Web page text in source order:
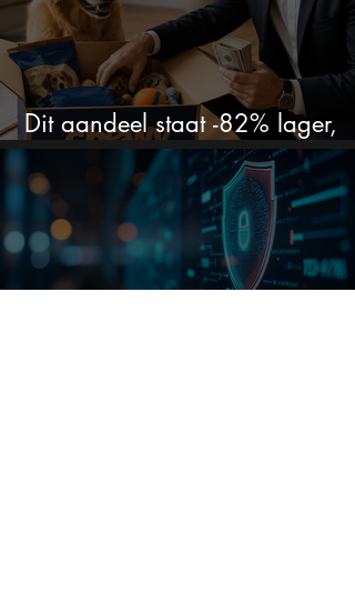
Dit aandeel staat -82% lager,
terwijl het bedrijf gewoon groeit